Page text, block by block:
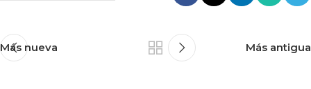
Más nueva Más antigua